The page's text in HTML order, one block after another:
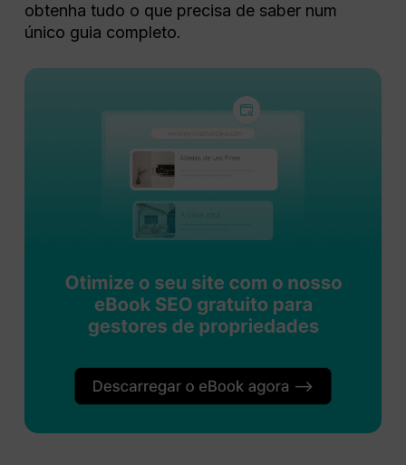
obtenha tudo o que precisa de saber num
único guia completo.